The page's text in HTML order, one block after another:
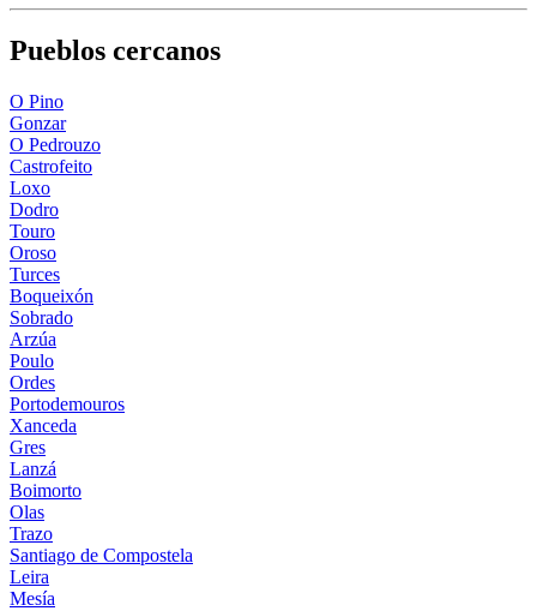
Pueblos cercanos
O Pino
Gonzar
O Pedrouzo
Castrofeito
Loxo
Dodro
Touro
Oroso
Turces
Boqueixón
Sobrado
Arzúa
Poulo
Ordes
Portodemouros
Xanceda
Gres
Lanzá
Boimorto
Olas
Trazo
Santiago de Compostela
Leira
Mesía